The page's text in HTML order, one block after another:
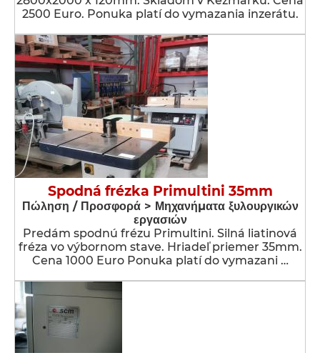
2500 Euro. Ponuka platí do vymazania inzerátu.
Spodná frézka Primultini 35mm
Πώληση / Προσφορά > Μηχανήματα ξυλουργικών
εργασιών
Predám spodnú frézu Primultini. Silná liatinová
fréza vo výbornom stave. Hriadeľ priemer 35mm.
Cena 1000 Euro Ponuka platí do vymazani …